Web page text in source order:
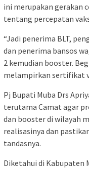
ini merupakan gerakan
tentang percepatan
“Jadi penerima BLT,
dan penerima bansos
2 kemudian booster.
melampirkan sertifikat
Pj Bupati Muba Drs
terutama Camat agar
dan booster di wilayah
realisasinya dan
tandasnya.
Diketahui di Kabupaten